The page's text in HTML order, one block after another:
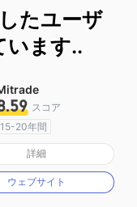
たユーザ
います..
スコア
15-20年間
オーストラリア規制
マーケットメイキングライセンス（MM）
自社開発
詳細
ウェブサイト